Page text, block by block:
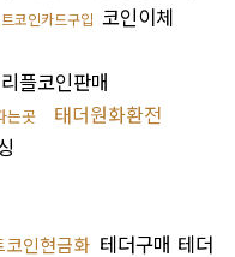
코인카드구입 코인이체
플코인판매
는곳
태더원화환전
코인현금화 테더구매 테더